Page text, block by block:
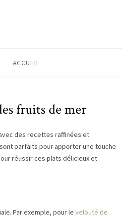
ACCUEIL
fruits de mer
des recettes raffinées et
parfaits pour apporter une touche
réussir ces plats délicieux et
Par exemple, pour le velouté de